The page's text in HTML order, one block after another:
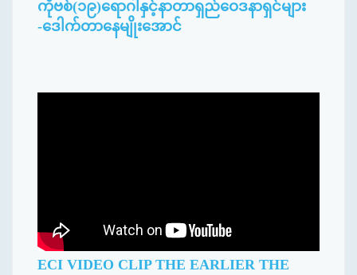
ကိုဗစ်(၁၉)ရောဂါနှင့်နာတာရှည်ဝေဒနာရှင်များ
-ဒေါက်တာနေမျိုးအောင်
ECI VIDEO CLIP THE EARLIER THE